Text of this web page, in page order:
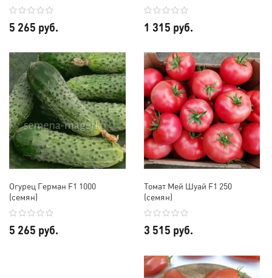
5 265 руб. 1 315 руб.
Огурец Герман F1 1000
(семян)
5 265 руб.
Томат Мей Шуай F1 250
(семян)
3 515 руб.